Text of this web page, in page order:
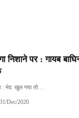
निशाने पर : गायब
: भेद खुल गया तो…
Dec/2020